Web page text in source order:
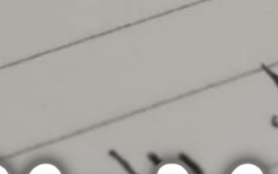
ISTIDLAL BATIL VS ISTIDLAL SYAR’I
HUKUM MEMBAYAR ZAKAT KEPADA KERABAT SENDIRI